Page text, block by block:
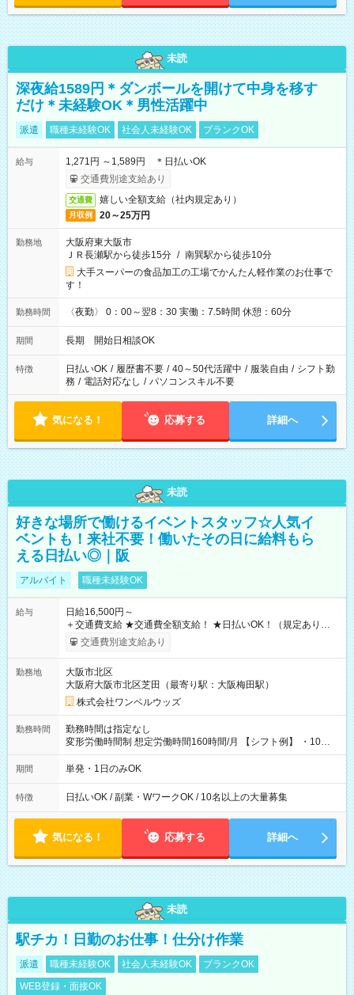
未読
深夜給1589円＊ダンボールを開けて中身を移す
だけ＊未経験OK＊男性活躍中
派遣 職種未経験OK 社会人未経験OK ブランクOK
給与
1,271円 ～1,589円 ＊日払いOK
交通費別途支給あり
交通費 嬉しい全額支給（社内規定あり）
月収例 20～25万円
勤務地
大阪府東大阪市
ＪＲ長瀬駅から徒歩15分 / 南巽駅から徒歩10分
大手スーパーの食品加工の工場でかんたん軽作業のお仕事で
す！
勤務時間 〈夜勤〉 0：00～翌8：30 実働：7.5時間 休憩：60分
期間 長期 開始日相談OK
特徴 日払いOK / 履歴書不要 / 40～50代活躍中 / 服装自由 / シフト勤
務 / 電話対応なし / パソコンスキル不要
気になる！ 応募する 詳細へ
未読
好きな場所で働けるイベントスタッフ☆人気イ
ベントも！来社不要！働いたその日に給料もら
える日払い◎｜阪
アルバイト 職種未経験OK
給与
日給16,500円～
＋交通費支給 ★交通費全額支給！ ★日払いOK！（規定あり） ┗
働いたその日に現金GET♪ お仕事後はコンビニATMから 日払
交通費別途支給あり
勤務地
大阪市北区
大阪府大阪市北区芝田（最寄り駅：大阪梅田駅）
株式会社ワンベルウッズ
勤務時間
勤務時間は指定なし
変形労働時間制 想定労働時間160時間/月 【シフト例】 ・10：
00～20：00
期間 単発・1日のみOK
特徴 日払いOK / 副業・WワークOK / 10名以上の大量募集
気になる！ 応募する 詳細へ
未読
駅チカ！日勤のお仕事！仕分け作業
派遣 職種未経験OK 社会人未経験OK
ブランクOK
WEB登録・面接OK